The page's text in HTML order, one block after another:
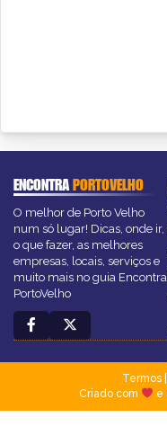
ENCONTRAPORTOVELHO
O melhor de Porto Velho
num só lugar! Dicas, onde ir,
o que fazer, as melhores
empresas, locais, serviços e
muito mais no guia Encontra
PortoVelho
Termos|
Criado com
e